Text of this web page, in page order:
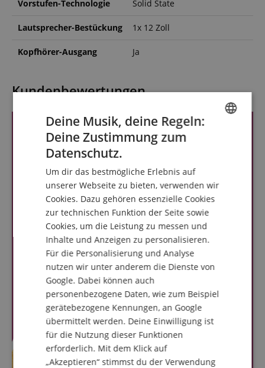
Vorstufen-Technologie Solid State
Lautsprecher-Bestückung 1x 12 Zoll
Kopfhörer-Ausgang Ja
Kundenbewertungen
FRENCH
SPANISH
Deine Musik, deine Regeln:
Deine Zustimmung zum
Datenschutz.
Um dir das bestmögliche Erlebnis auf
unserer Webseite zu bieten, verwenden wir
Cookies. Dazu gehören essenzielle Cookies
zur technischen Funktion der Seite sowie
Cookies, um die Leistung zu messen und
Inhalte und Anzeigen zu personalisieren.
Für die Personalisierung und Analyse
nutzen wir unter anderem die Dienste von
Google. Dabei können auch
personenbezogene Daten, wie zum Beispiel
gerätebezogene Kennungen, an Google
übermittelt werden. Deine Einwilligung ist
für die Nutzung dieser Funktionen
erforderlich. Mit dem Klick auf
„Akzeptieren“ stimmst du der Verwendung